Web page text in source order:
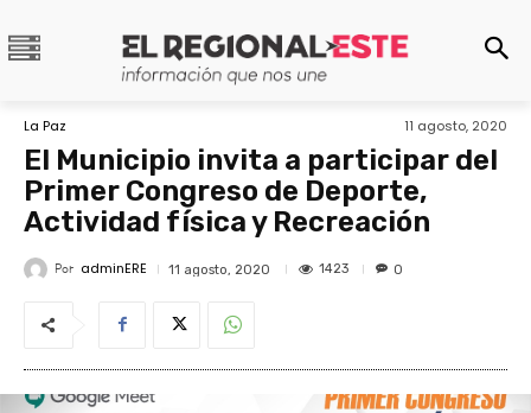
La Paz 11 agosto, 2020
El Municipio invita a participar del
Primer Congreso de Deporte,
Actividad física y Recreación
Por adminERE 11 agosto, 2020 1423 0